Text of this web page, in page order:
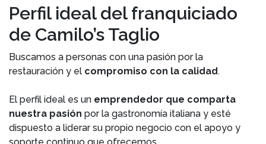
Perfil ideal del franquiciado
de Camilo’s Taglio
Buscamos a personas con una pasión por la
restauración y el compromiso con la calidad.
El perfil ideal es un emprendedor que comparta
nuestra pasión por la gastronomía italiana y esté
dispuesto a liderar su propio negocio con el apoyo y